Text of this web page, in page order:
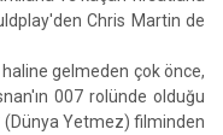
Chris Martin de
gelmeden çok önce,
007 rolünde olduğu
(Dünya Yetmez) filminden